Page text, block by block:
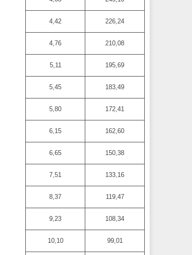
4,42 226,24
4,76 210,08
5,11 195,69
5,45 183,49
5,80 172,41
6,15 162,60
6,65 150,38
7,51 133,16
8,37 119,47
9,23 108,34
10,10 99,01